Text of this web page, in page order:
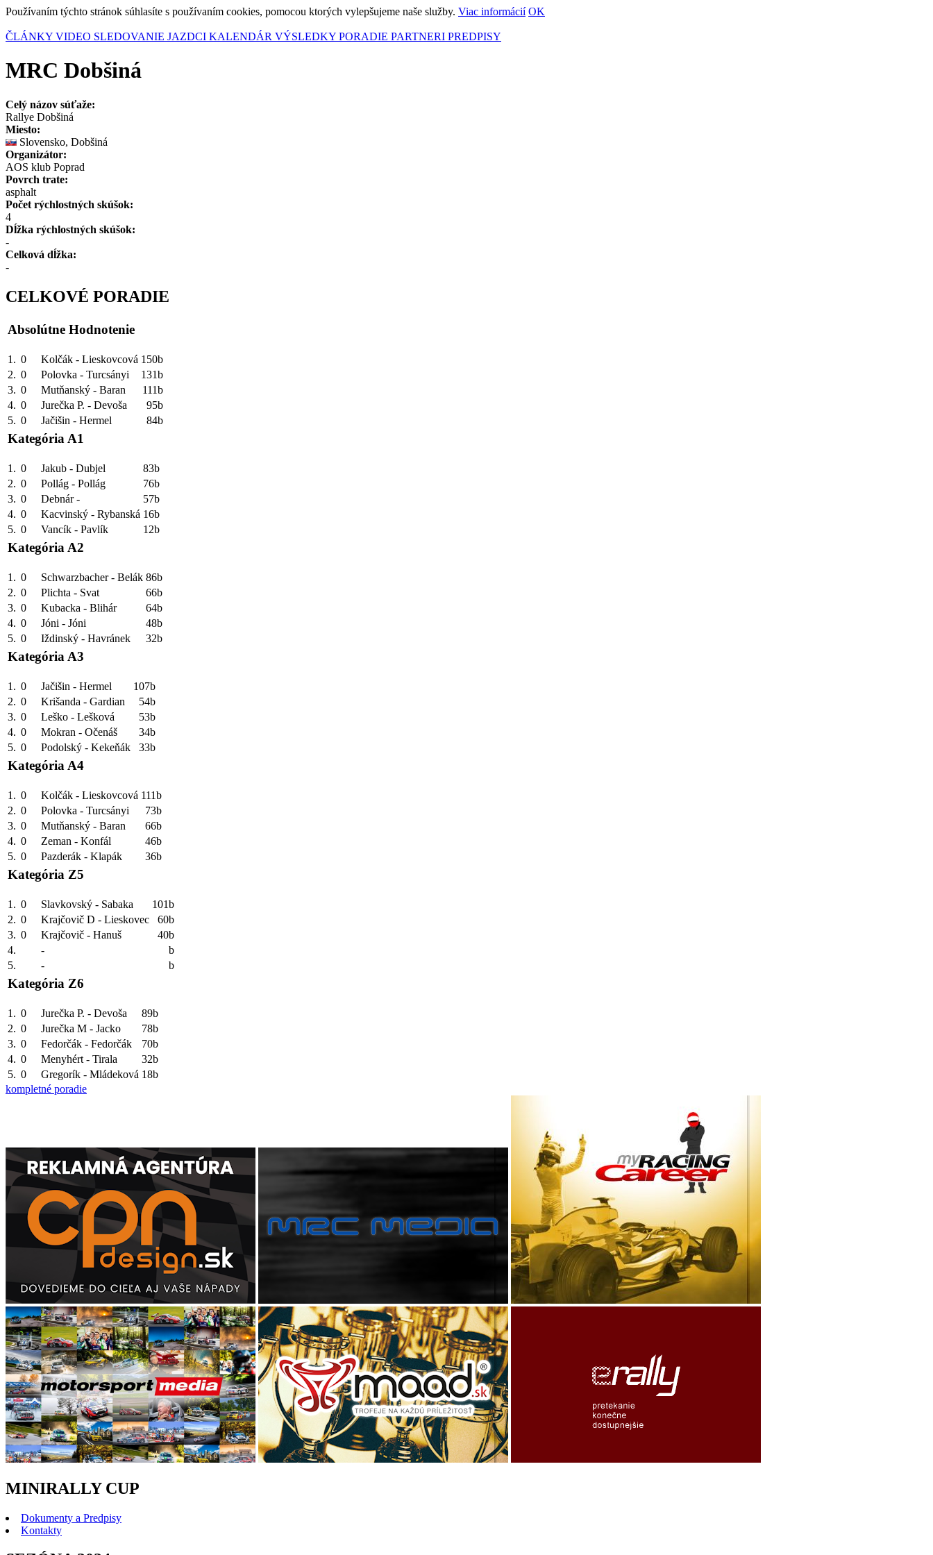
Používaním týchto stránok súhlasíte s používaním cookies, pomocou ktorých vylepšujeme naše služby. Viac informácií OK
ČLÁNKY VIDEO SLEDOVANIE JAZDCI KALENDÁR VÝSLEDKY PORADIE PARTNERI PREDPISY
MRC Dobšiná
Celý názov súťaže:
Rallye Dobšiná
Miesto:
Slovensko, Dobšiná
Organizátor:
AOS klub Poprad
Povrch trate:
asphalt
Počet rýchlostných skúšok:
4
Dĺžka rýchlostných skúšok:
-
Celková dĺžka:
-
CELKOVÉ PORADIE
Absolútne Hodnotenie
1. 0 Kolčák - Lieskovcová 150b
2. 0 Polovka - Turcsányi
131b
3. 0 Mutňanský - Baran
111b
4. 0 Jurečka P. - Devoša
95b
5. 0 Jačišin - Hermel 84b
Kategória A1
1. 0 Jakub - Dubjel
83b
2. 0 Pollág - Pollág
76b
3. 0 Debnár -
57b
4. 0 Kacvinský - Rybanská 16b
5. 0 Vancík - Pavlík 12b
Kategória A2
1. 0 Schwarzbacher - Belák 86b
2. 0 Plichta - Svat
66b
3. 0 Kubacka - Blihár
64b
4. 0 Jóni - Jóni
48b
5. 0 Iždinský - Havránek 32b
Kategória A3
1. 0 Jačišin - Hermel
107b
2. 0 Krišanda - Gardian
54b
3. 0 Leško - Lešková
53b
4. 0 Mokran - Očenáš
34b
5. 0 Podolský - Kekeňák 33b
Kategória A4
1. 0 Kolčák - Lieskovcová 111b
2. 0 Polovka - Turcsányi
73b
3. 0 Mutňanský - Baran
66b
4. 0 Zeman - Konfál
46b
5. 0 Pazderák - Klapák 36b
Kategória Z5
1. 0 Slavkovský - Sabaka
101b
2. 0 Krajčovič D - Lieskovec
60b
3. 0 Krajčovič - Hanuš
40b
4.
-
b
5.
- b
Kategória Z6
1. 0 Jurečka P. - Devoša
89b
2. 0 Jurečka M - Jacko
78b
3. 0 Fedorčák - Fedorčák
70b
4. 0 Menyhért - Tirala
32b
5. 0 Gregorík - Mládeková 18b
kompletné poradie
MINIRALLY CUP
Dokumenty a Predpisy
Kontakty